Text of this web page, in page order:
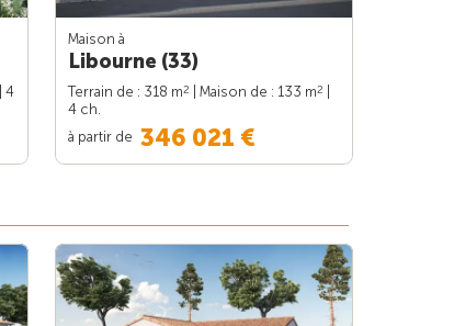
| 4
Maison à
Libourne (33)
Terrain de : 318 m2 | Maison de : 133 m2
4 ch.
à partir de 346 021 €